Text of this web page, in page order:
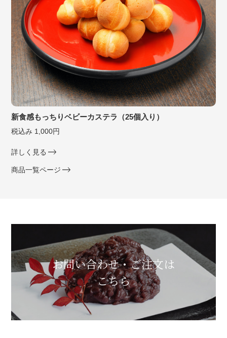
新食感もっちりベビーカステラ（25個入り）
税込み 1,000円
詳しく見る
商品一覧ページ
お問い合わせ・ご注文は
こちら